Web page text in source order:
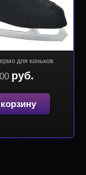
для коньков
руб.